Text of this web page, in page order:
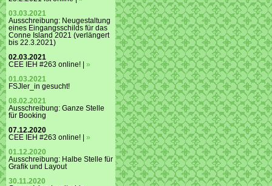
03.03.2021
Ausschreibung: Neugestaltung
eines Eingangsschilds für das
Conne Island 2021 (verlängert
bis 22.3.2021)
02.03.2021
CEE IEH #263 online! | »
01.03.2021
FSJler_in gesucht!
08.02.2021
Ausschreibung: Ganze Stelle
für Booking
07.12.2020
CEE IEH #263 online! | »
01.12.2020
Ausschreibung: Halbe Stelle für
Grafik und Layout
30.11.2020